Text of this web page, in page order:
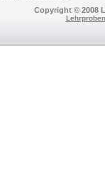
Copyright © 2008